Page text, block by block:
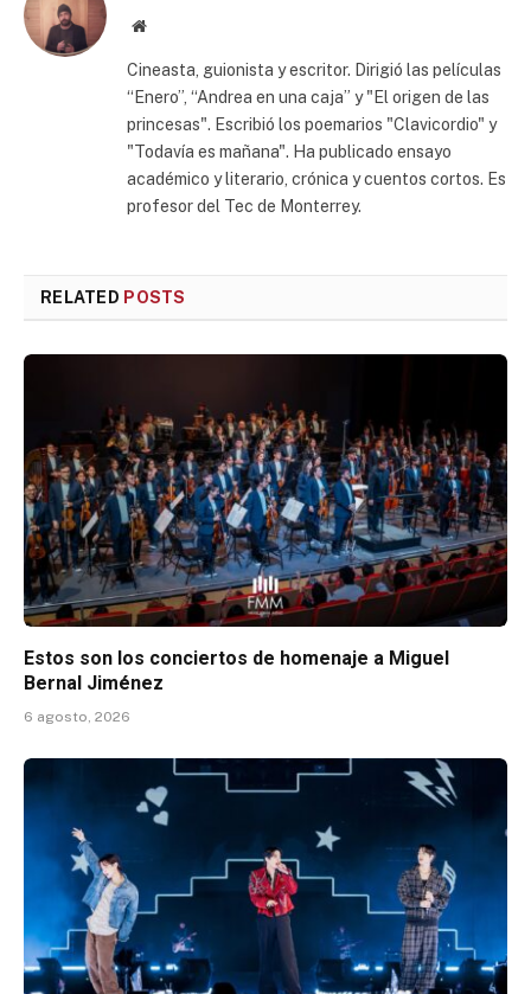
Website
Cineasta, guionista y escritor. Dirigió las películas
“Enero”, “Andrea en una caja” y "El origen de las
princesas". Escribió los poemarios "Clavicordio" y
"Todavía es mañana". Ha publicado ensayo
académico y literario, crónica y cuentos cortos. Es
profesor del Tec de Monterrey.
RELATED POSTS
Estos son los conciertos de homenaje a Miguel
Bernal Jiménez
6 agosto, 2026